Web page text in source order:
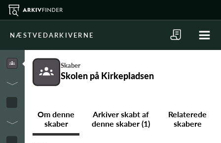
NÆSTVEDARKIVERNE
Skaber
Skolen på Kirkepladsen
Om denne
skaber
Arkiver skabt af
denne skaber (1)
Relaterede
skabere